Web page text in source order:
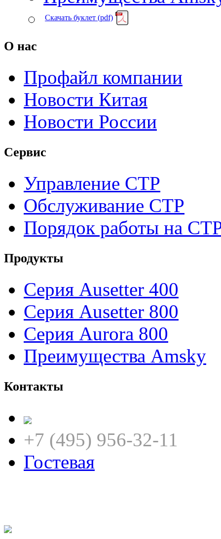
Скачать буклет (pdf)
О нас
Профайл компании
Новости Китая
Новости России
Сервис
Управление CTP
Обслуживание CTP
Порядок работы на
Продукты
Серия Ausetter 400
Серия Ausetter 800
Серия Aurora 800
Преимущества Amsky
Контакты
+7 (495) 956-32-11
Гостевая